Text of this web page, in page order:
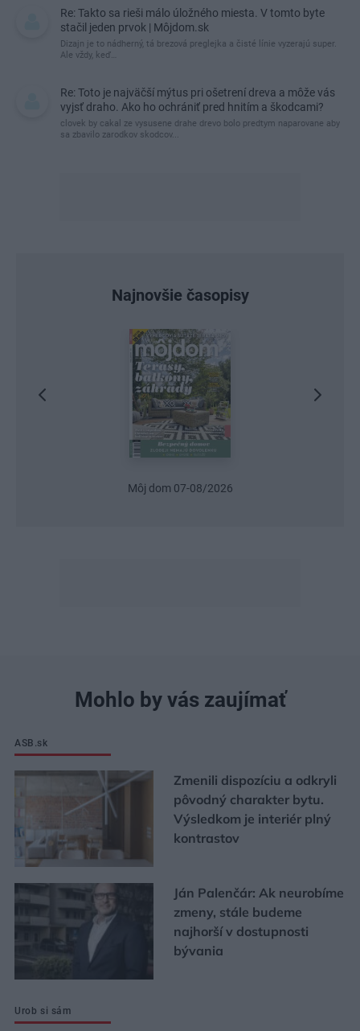
Re: Takto sa rieši málo úložného miesta. V tomto byte
stačil jeden prvok | Môjdom.sk
Dizajn je to nádherný, tá brezová preglejka a čisté línie vyzerajú super.
Ale vždy, keď…
Re: Toto je najväčší mýtus pri ošetrení dreva a môže vás
vyjsť draho. Ako ho ochrániť pred hnitím a škodcami?
clovek by cakal ze vysusene drahe drevo bolo predtym naparovane aby
sa zbavilo zarodkov skodcov...
Najnovšie časopisy
Môj dom 07-08/2026
Mohlo by vás zaujímať
ASB.sk
Zmenili dispozíciu a odkryli
pôvodný charakter bytu.
Výsledkom je interiér plný
kontrastov
Ján Palenčár: Ak neurobíme
zmeny, stále budeme
najhorší v dostupnosti
bývania
Urob si sám